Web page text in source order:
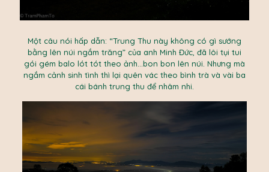
Một câu nói hấp dẫn: “Trung Thu này không có gì sướng
bằng lên núi ngắm trăng” của anh Minh Đức, đã lôi tụi tui
gói gém balo lót tót theo ảnh…bon bon lên núi. Nhưng mà
ngắm cảnh sinh tình thì lại quên vác theo bình trà và vài ba
cái bánh trung thu để nhâm nhi.